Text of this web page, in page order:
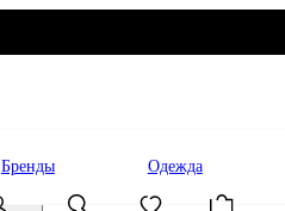
Бренды Одежда